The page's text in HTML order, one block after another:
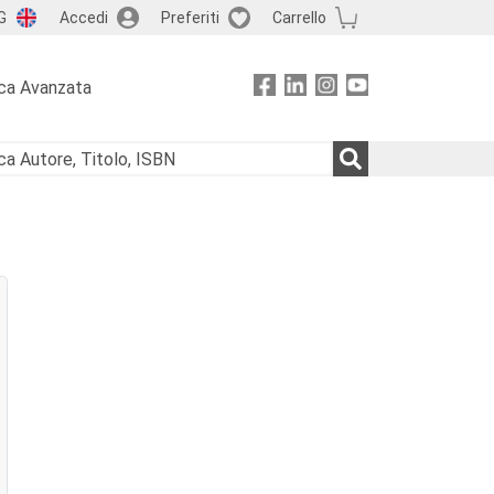
Accedi Preferiti Carrello
Avanzata